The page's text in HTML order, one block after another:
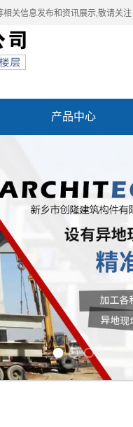
关信息发布和资讯展示,敬请关注
产品中心